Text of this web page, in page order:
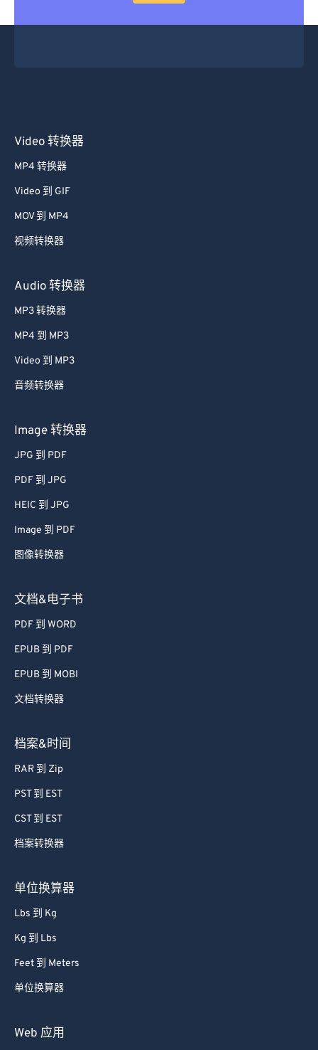
Video 转换器
MP4 转换器
Video 到 GIF
MOV 到 MP4
视频转换器
Audio 转换器
MP3 转换器
MP4 到 MP3
Video 到 MP3
音频转换器
Image 转换器
JPG 到 PDF
PDF 到 JPG
HEIC 到 JPG
Image 到 PDF
图像转换器
文档&电子书
PDF 到 WORD
EPUB 到 PDF
EPUB 到 MOBI
文档转换器
档案&时间
RAR 到 Zip
PST 到 EST
CST 到 EST
档案转换器
单位换算器
Lbs 到 Kg
Kg 到 Lbs
Feet 到 Meters
单位换算器
Web 应用